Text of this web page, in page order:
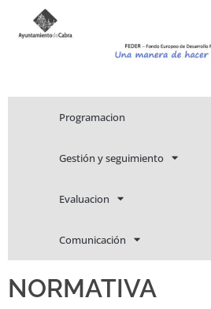
Programacion
Gestión y seguimiento
Evaluacion
Comunicación
NORMATIVA